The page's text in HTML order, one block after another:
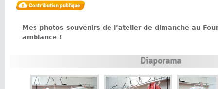
Mes photos souvenirs de l’atelier de dimanche au
ambiance !
Diaporama